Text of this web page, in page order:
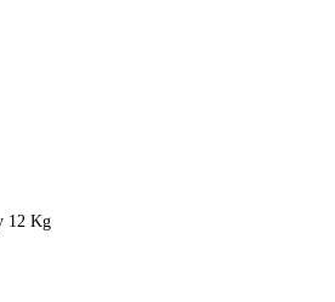
12 Kg